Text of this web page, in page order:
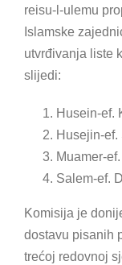
reisu-l-ulemu
Islamske
utvrđivanja liste
slijedi:
Husein-ef.
Husejin-ef.
Muamer-
Salem-ef.
Komisija je
dostavu pisanih
trećoj redovnoj